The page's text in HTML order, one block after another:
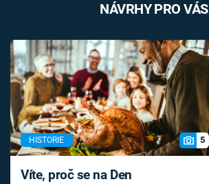
NÁVRHY PRO VÁS
HISTORIE 5
Víte, proč se na Den